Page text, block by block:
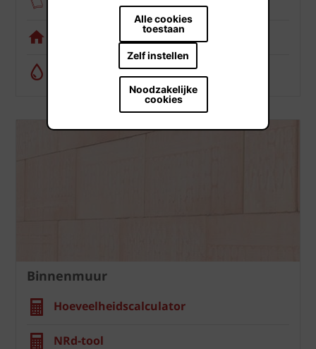
Alle cookies
toestaan
Zelf instellen
Noodzakelijke
cookies
Regenwatercalculator
Binnenmuur
Hoeveelheidscalculator
NRd-tool